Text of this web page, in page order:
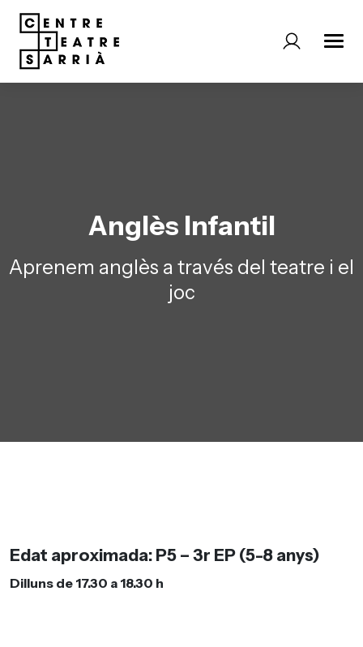
Anglès Infantil
Aprenem anglès a través del teatre i el
joc
Edat aproximada: P5 – 3r EP (5-8 anys)
Dilluns de 17.30 a 18.30 h